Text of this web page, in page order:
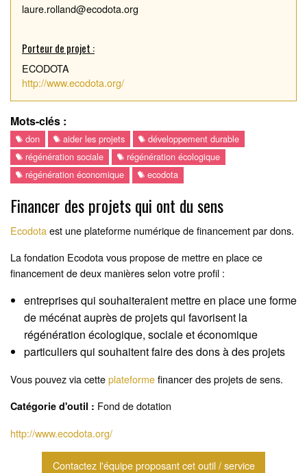
laure.rolland@ecodota.org
Porteur de projet :
ECODOTA
http://www.ecodota.org/
Mots-clés :
don aider les projets
développement durable
régénération sociale
régénération écologique
régénération économique
ecodota
Financer des projets qui ont du sens
Ecodotaest une plateforme numérique de financement par dons.
La fondation Ecodota vous propose de mettre en place ce
financement de deux manières selon votre profil :
entreprises qui souhaiteraient mettre en place une forme
de mécénat auprès de projets qui favorisent la
régénération écologique, sociale et économique
particuliers qui souhaitent faire des dons à des projets
Vous pouvez via cetteplateformefinancer des projets de sens.
Catégorie d'outil : Fond de dotation
http://www.ecodota.org/
Contactez l'équipe proposant cet outil / service